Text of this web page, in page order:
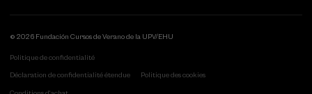
© 2026 Fundación Cursos de Verano de la UPV/EHU
Politique de confidentialité
Déclaration de confidentialité étendue Politique des cookies